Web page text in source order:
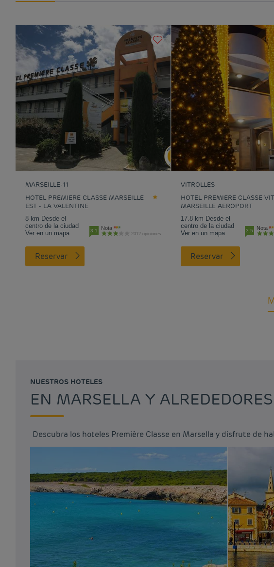
MARSEILLE-11
HOTEL PREMIERE CLASSE MARSEILLE
EST - LA VALENTINE
8 km Desde el
centro de la ciudad
Ver en un mapa
3.1 Nota
2012 opiniones
Reservar
VITROLLES
HOTEL PREMIERE CLASSE
MARSEILLE AEROPORT
17.8 km Desde el
centro de la ciudad
Ver en un mapa
3.5 Nota
Reservar
NUESTROS HOTELES
EN MARSELLA Y ALREDEDORES
Descubra los hoteles Première Classe en Marsella y disfrute de